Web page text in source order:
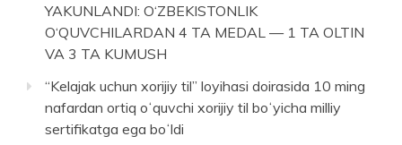
YAKUNLANDI: O‘ZBEKISTONLIK
O‘QUVCHILARDAN 4 TA MEDAL — 1 TA OLTIN
VA 3 TA KUMUSH
“Kelajak uchun xorijiy til” loyihasi doirasida 10 ming
nafardan ortiq oʻquvchi xorijiy til boʻyicha milliy
sertifikatga ega boʻldi